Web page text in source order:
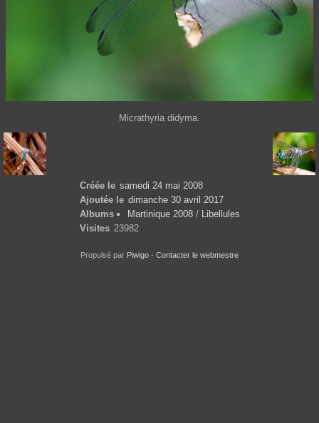
Micrathyria didyma.
Créée le samedi 24 mai 2008
Ajoutée le dimanche 30 avril 2017
Albums
Martinique 2008 / Libellules
Visites 23982
Propulsé par Piwigo - Contacter le webmestre